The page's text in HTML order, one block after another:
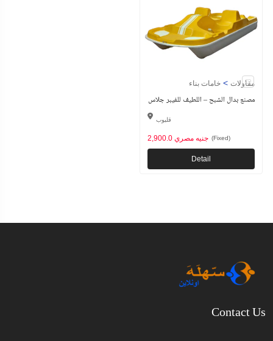
مقاولات > خامات بناء
مصنع بدال الشبح – اللطيف للفيبر جلاس
قليوب
2,900.0 جنيه مصري (Fixed)
Detail
Contact Us